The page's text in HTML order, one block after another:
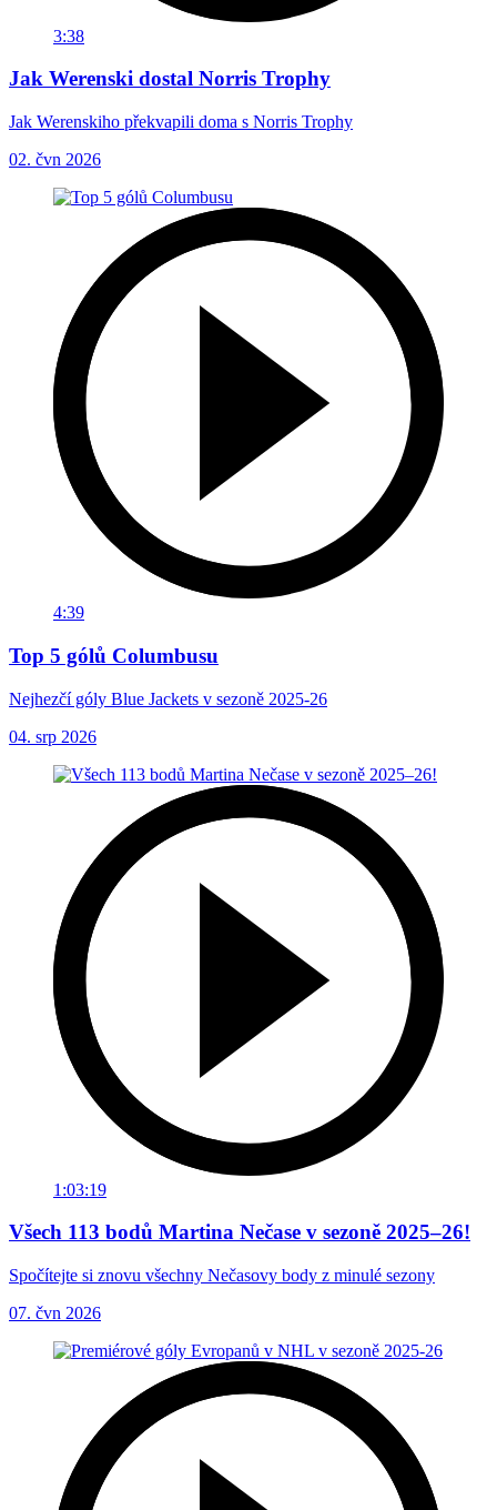
3:38
Jak Werenski dostal Norris Trophy
Jak Werenskiho překvapili doma s Norris Trophy
02. čvn 2026
4:39
Top 5 gólů Columbusu
Nejhezčí góly Blue Jackets v sezoně 2025-26
04. srp 2026
1:03:19
Všech 113 bodů Martina Nečase v sezoně 2025–26!
Spočítejte si znovu všechny Nečasovy body z minulé sezony
07. čvn 2026